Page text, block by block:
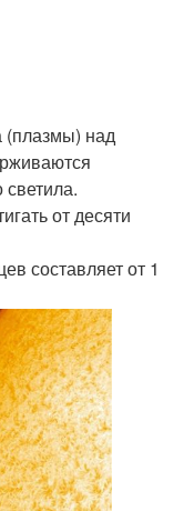
(плазмы) над
от десяти
составляет от 1